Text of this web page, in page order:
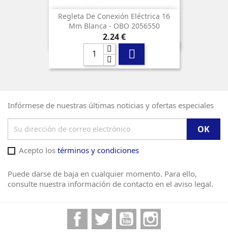
Regleta De Conexión Eléctrica 16
Mm Blanca - OBO 2056550
Precio
2,24 €

Infórmese de nuestras últimas noticias y ofertas especiales
Acepto los términos y condiciones
Puede darse de baja en cualquier momento. Para ello,
consulte nuestra información de contacto en el aviso legal.
FacebookTwitter YouTube